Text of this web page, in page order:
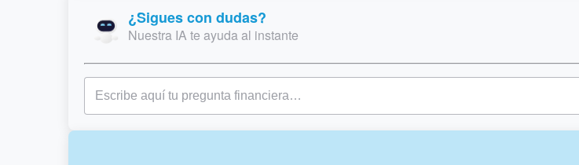
¿Sigues con dudas?
Nuestra IA te ayuda al instante